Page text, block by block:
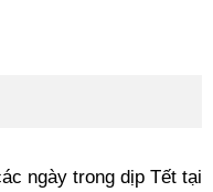
ngày trong dịp Tết tại